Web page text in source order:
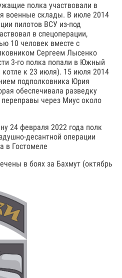
полка участвовали в
военные склады. В июле 2014
пилотов ВСУ из-под
в спецоперации,
10 человек вместе с
Сергеем Лысенко
3-го полка попали в Южный
котле к 23 июля). 15 июля 2014
подполковника Юрия
обеспечивала разведку
через Миус около
24 февраля 2022 года полк
десантной операции
в Гостомеле
в боях за Бахмут (октябрь